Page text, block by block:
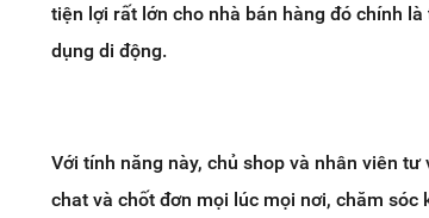
tiện lợi rất lớn cho nhà bán hàng đó chính
dụng di động.
Với tính năng này, chủ shop và nhân viên
chat và chốt đơn mọi lúc mọi nơi, chăm sóc